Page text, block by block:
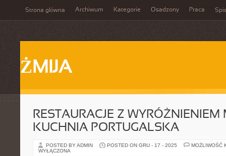
Strona główna Archiwum Kategorie Osadzony Praca
ŻMIJA
RESTAURACJE Z WYRÓŻNIENIEM
KUCHNIA PORTUGALSKA
POSTED BY ADMIN POSTED ON GRU - 17 - 2025
MOŻLIWOŚĆ
WYŁĄCZONA